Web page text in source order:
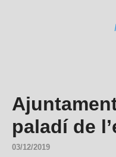
paladí de
03/12/2019